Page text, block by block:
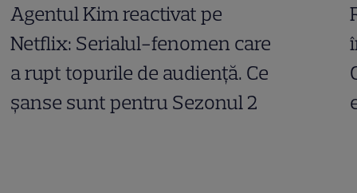
Agentul Kim reactivat pe
Netflix: Serialul-fenomen care
a rupt topurile de audiență. Ce
șanse sunt pentru Sezonul 2